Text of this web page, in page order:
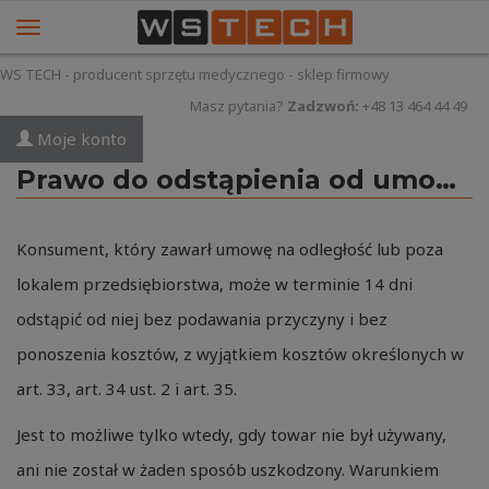
WS TECH - producent sprzętu medycznego - sklep firmowy
Masz pytania? Zadzwoń: +48 13 464 44 49
Moje konto
Prawo do odstąpienia od umowy
Konsument, który zawarł umowę na odległość lub poza
lokalem przedsiębiorstwa, może w terminie 14 dni
odstąpić od niej bez podawania przyczyny i bez
ponoszenia kosztów, z wyjątkiem kosztów określonych w
art. 33, art. 34 ust. 2 i art. 35.
Jest to możliwe tylko wtedy, gdy towar nie był używany,
ani nie został w żaden sposób uszkodzony. Warunkiem